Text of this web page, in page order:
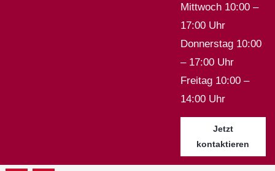
Mittwoch 10:00 –
17:00 Uhr
Donnerstag 10:00
– 17:00 Uhr
Freitag 10:00 –
14:00 Uhr
Jetzt
kontaktieren